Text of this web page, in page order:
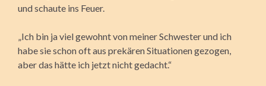
und schaute ins Feuer.
„Ich bin ja viel gewohnt von meiner Schwester und ich
habe sie schon oft aus prekären Situationen gezogen,
aber das hätte ich jetzt nicht gedacht.“